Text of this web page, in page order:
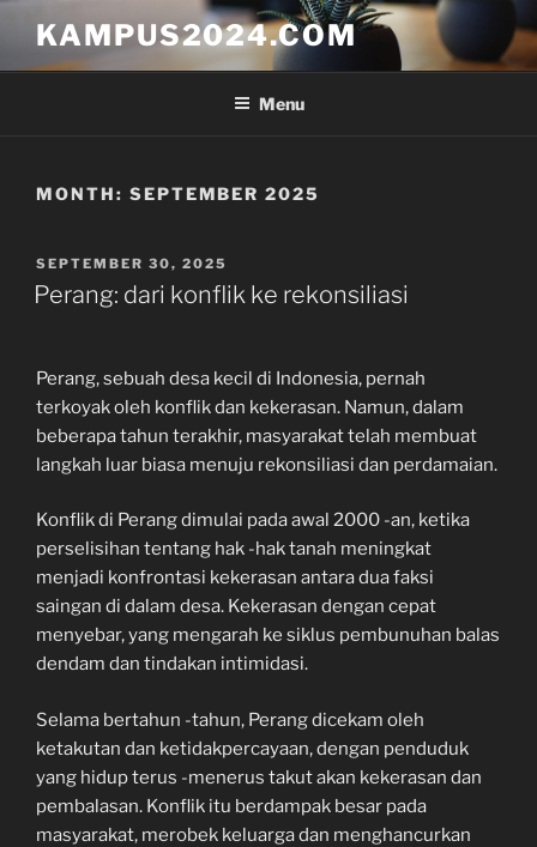
content
KAMPUS2024.COM
Menu
MONTH: SEPTEMBER 2025
POSTED
ON
SEPTEMBER 30, 2025
Perang: dari konflik ke rekonsiliasi
Perang, sebuah desa kecil di Indonesia, pernah
terkoyak oleh konflik dan kekerasan. Namun, dalam
beberapa tahun terakhir, masyarakat telah membuat
langkah luar biasa menuju rekonsiliasi dan perdamaian.
Konflik di Perang dimulai pada awal 2000 -an, ketika
perselisihan tentang hak -hak tanah meningkat
menjadi konfrontasi kekerasan antara dua faksi
saingan di dalam desa. Kekerasan dengan cepat
menyebar, yang mengarah ke siklus pembunuhan balas
dendam dan tindakan intimidasi.
Selama bertahun -tahun, Perang dicekam oleh
ketakutan dan ketidakpercayaan, dengan penduduk
yang hidup terus -menerus takut akan kekerasan dan
pembalasan. Konflik itu berdampak besar pada
masyarakat, merobek keluarga dan menghancurkan